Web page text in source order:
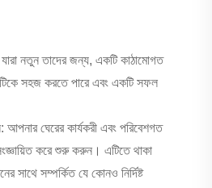
নতুন তাদের জন্য, একটি কাঠামোগত
সহজ করতে পারে এবং একটি সফল
ঘেরের কার্যকরী এবং পরিবেশগত
করে শুরু করুন। এটিতে থাকা
সাথে সম্পর্কিত যে কোনও নির্দিষ্ট